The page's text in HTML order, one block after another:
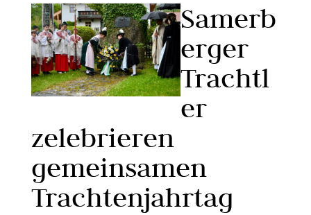
Samerb
erger
Trachtl
er
zelebrieren
gemeinsamen
Trachtenjahrtag